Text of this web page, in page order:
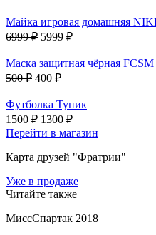
Майка игровая домашняя
6999 ₽ 5999 ₽
Маска защитная чёрная
500 ₽ 400 ₽
Футболка Тупик
1500 ₽ 1300 ₽
Перейти в магазин
Карта друзей "Фратрии"
Уже в продаже
Читайте также
МиссСпартак 2018